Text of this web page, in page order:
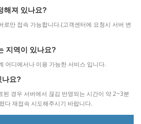
해져 있나요?
로만 접속 가능합니다.(고객센터에 요청시 서버 변
지역이 있나요?
어디에서나 이용 가능한 서비스 입니다.
나요?
된 경우 서버에서 끊김 반영되는 시간이 약 2~3분
다 재접속 시도해주시기 바랍니다.